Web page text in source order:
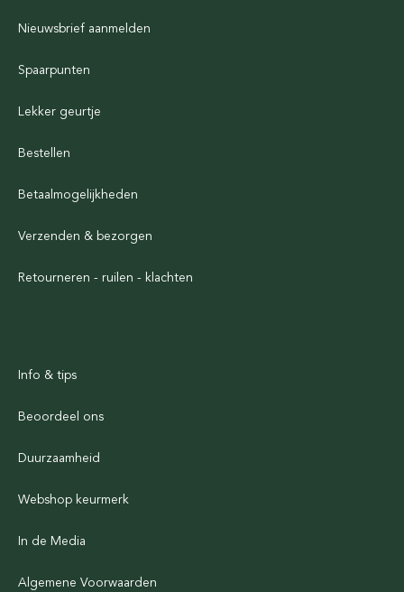
Nieuwsbrief aanmelden
Spaarpunten
Lekker geurtje
Bestellen
Betaalmogelijkheden
Verzenden & bezorgen
Retourneren - ruilen - klachten
Info & tips
Beoordeel ons
Duurzaamheid
Webshop keurmerk
In de Media
Algemene Voorwaarden